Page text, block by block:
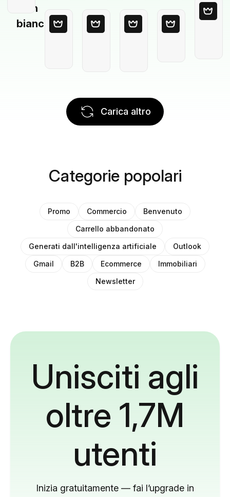
in
bianco
Carica altro
Categorie popolari
Promo Commercio
Benvenuto
Carrello abbandonato
Generati dall'intelligenza artificiale
Outlook
Gmail
B2B Ecommerce
Immobiliari
Newsletter
Unisciti agli
oltre 1,7M
utenti
Inizia gratuitamente — fai l’upgrade in